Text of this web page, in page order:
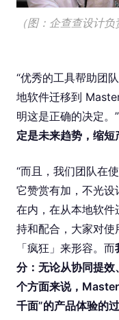
（图：企查查设计
“优秀的工具帮助团
地软件迁移到
明这是正确的决定。”
定是未来趋势，缩短
“而且，我们团队在
它赞赏有加，不光设
在内，在从本地软
持和配合，大家对
「疯狂」来形容。而
分：无论从协同提
个方面来说，
千面”的产品体验的